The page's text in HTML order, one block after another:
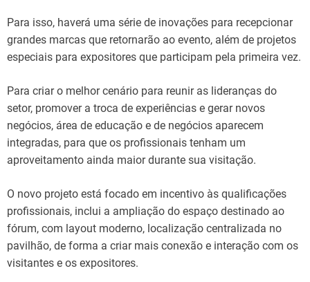
Para isso, haverá uma série de inovações para recepcionar
grandes marcas que retornarão ao evento, além de projetos
especiais para expositores que participam pela primeira vez.
Para criar o melhor cenário para reunir as lideranças do
setor, promover a troca de experiências e gerar novos
negócios, área de educação e de negócios aparecem
integradas, para que os profissionais tenham um
aproveitamento ainda maior durante sua visitação.
O novo projeto está focado em incentivo às qualificações
profissionais, inclui a ampliação do espaço destinado ao
fórum, com layout moderno, localização centralizada no
pavilhão, de forma a criar mais conexão e interação com os
visitantes e os expositores.